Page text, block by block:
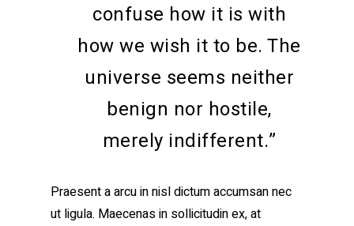
confuse how it is with
how we wish it to be. The
universe seems neither
benign nor hostile,
merely indifferent.”
Praesent a arcu in nisl dictum accumsan nec
ut ligula. Maecenas in sollicitudin ex, at